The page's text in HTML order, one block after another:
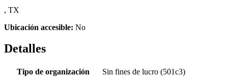
, TX
Ubicación accesible: No
Detalles
Tipo de organización
Sin fines de lucro (501c3)